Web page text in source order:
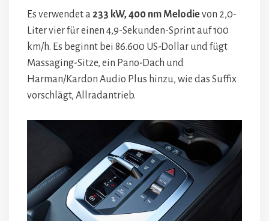
Es verwendet a 233 kW, 400 nm Melodievon 2,0-
Liter vier für einen 4,9-Sekunden-Sprint auf 100
km/h. Es beginnt bei 86.600 US-Dollar und fügt
Massaging-Sitze, ein Pano-Dach und
Harman/Kardon Audio Plus hinzu, wie das Suffix
vorschlägt, Allradantrieb.